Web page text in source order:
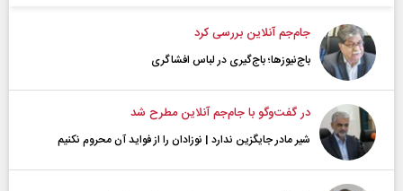
جام‌جم آنلاین بررسی کرد
باج‌نیوزها؛ باج‌گیری در لباس افشاگری
در گفت‌و‌گو با جام‌جم آنلاین مطرح شد
شیر مادر جایگزین ندارد | نوزادان را از فواید آن محروم نکنیم